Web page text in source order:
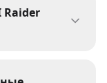
работы
могут
Raider
на